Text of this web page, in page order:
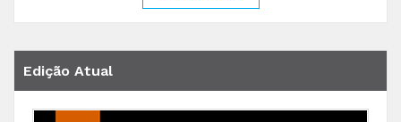
Edição Atual